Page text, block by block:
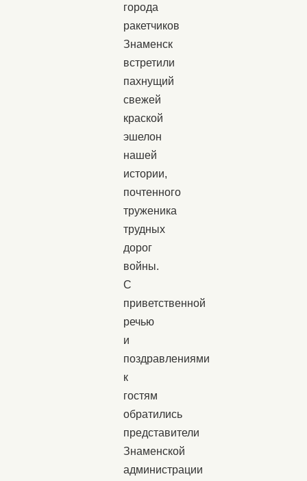
города
ракетчиков
Знаменск
встретили
пахнущий
свежей
краской
эшелон
нашей
истории,
почтенного
труженика
трудных
дорог
войны.
С
приветственной
речью
и
поздравлениями
к
гостям
обратились
представители
Знаменской
администрации